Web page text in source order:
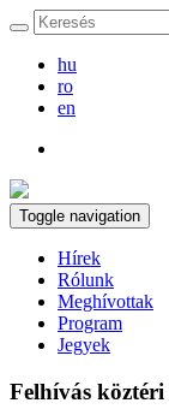
hu
ro
en
Toggle navigation
Hírek
Rólunk
Meghívottak
Program
Jegyek
Felhívás köztéri